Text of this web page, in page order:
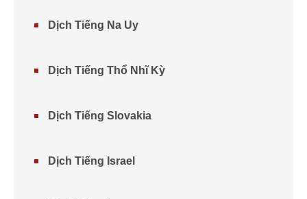
Dịch Tiếng Na Uy
Dịch Tiếng Thổ Nhĩ Kỳ
Dịch Tiếng Slovakia
Dịch Tiếng Israel